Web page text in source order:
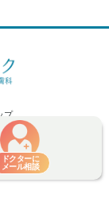
ドクターに
メール相談
プ
Clinic Co.,Ltd. All